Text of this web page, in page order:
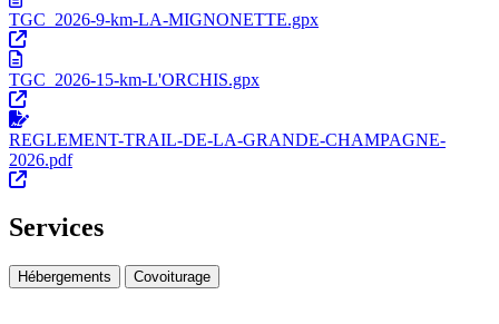
TGC_2026-9-km-LA-MIGNONETTE.gpx
TGC_2026-15-km-L'ORCHIS.gpx
REGLEMENT-TRAIL-DE-LA-GRANDE-CHAMPAGNE-
2026.pdf
Services
Hébergements Covoiturage